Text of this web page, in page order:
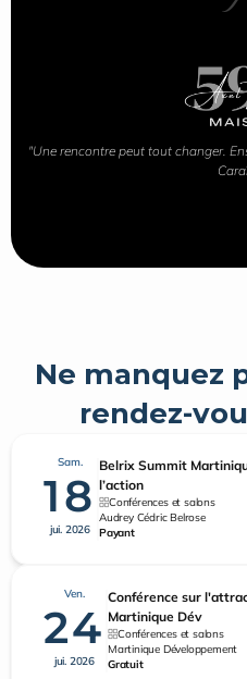
"Une rencontre peut tout changer.
Ne manquez
rendez-
Sam.
18
jui. 2026
Belrix Summit
l’action
Conférences et salons
Audrey Cédric Belrose
Payant
Ven.
24
jui. 2026
Conférence sur
Martinique Dév
Conférences et salons
Martinique Développement
Gratuit